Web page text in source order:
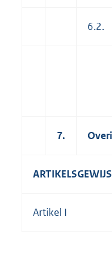
6.2.
7.
Artikel I